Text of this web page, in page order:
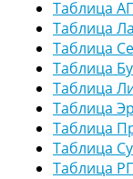
Таблица
Таблица
Таблица
Таблица
Таблица
Таблица
Таблица
Таблица
Таблица